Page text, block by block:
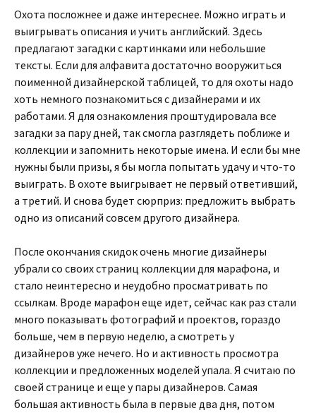
Охота посложнее и даже интереснее. Можно играть и
выигрывать описания и учить английский. Здесь
предлагают загадки с картинками или небольшие
тексты. Если для алфавита достаточно вооружиться
поименной дизайнерской таблицей, то для охоты надо
хоть немного познакомиться с дизайнерами и их
работами. Я для ознакомления проштудировала все
загадки за пару дней, так смогла разглядеть поближе и
коллекции и запомнить некоторые имена. И если бы мне
нужны были призы, я бы могла попытать удачу и что-то
выиграть. В охоте выигрывает не первый ответивший,
а третий. И снова будет сюрприз: предложить выбрать
одно из описаний совсем другого дизайнера.
После окончания скидок очень многие дизайнеры
убрали со своих страниц коллекции для марафона, и
стало неинтересно и неудобно просматривать по
ссылкам. Вроде марафон еще идет, сейчас как раз стали
много показывать фотографий и проектов, гораздо
больше, чем в первую неделю, а смотреть у
дизайнеров уже нечего. Но и активность просмотра
коллекции и предложенных моделей упала. Я считаю по
своей странице и еще у пары дизайнеров. Самая
большая активность была в первые два дня, потом